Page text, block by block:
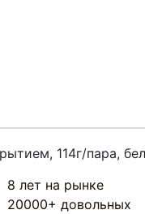
114г/пара,
8 лет на рынке
20000+ довольных